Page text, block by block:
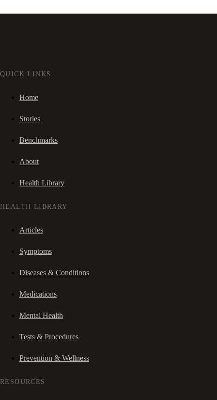
QUICK LINKS
Home
Stories
Benchmarks
About
Health Library
HEALTH LIBRARY
Articles
Symptoms
Diseases & Conditions
Medications
Mental Health
Tests & Procedures
Prevention & Wellness
RESOURCES